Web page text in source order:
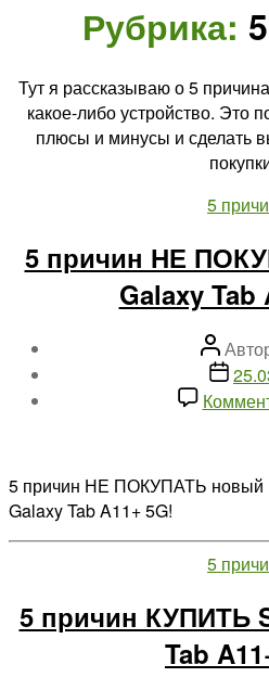
Рубрика:
Тут я рассказываю о 5
какое-либо устройство. Это
плюсы и минусы и сделать
5
5 причин НЕ
Galaxy Tab
Автор
записи
Дата
записи
5 причин НЕ ПОКУПАТЬ новый
Galaxy Tab A11+ 5G!
5
5 причин КУПИТЬ
Tab